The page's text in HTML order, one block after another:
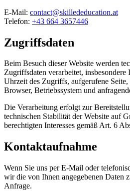
E-Mail: contact@skillededucation.at
Telefon: +43 664 3657446
Zugriffsdaten
Beim Besuch dieser Website werden
Zugriffsdaten verarbeitet, insbesondere
Uhrzeit des Zugriffs, aufgerufene Seite,
Browser, Betriebssystem und
Die Verarbeitung erfolgt zur
technischen Stabilität der Website auf
berechtigten Interesses gemäß Art. 6
Kontaktaufnahme
Wenn Sie uns per E-Mail oder
wir die von Ihnen angegebenen Daten
Anfrage.